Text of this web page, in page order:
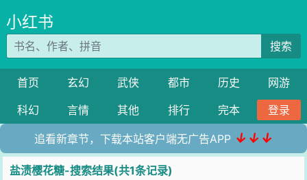
小红书
搜索
首页 玄幻 武侠 都市 历史
网游
科幻
言情 其他 排行 完本 登录
追看新章节，下载本站客户端无广告APP ↓↓↓
盐渍樱花糖-搜索结果(共1条记录)